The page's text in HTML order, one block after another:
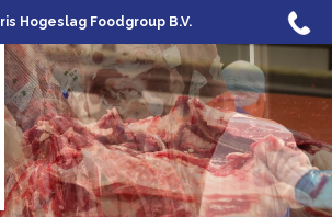
Hogeslag Foodgroup B.V.